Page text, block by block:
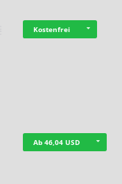
Kostenfrei
Ab 46,04 USD